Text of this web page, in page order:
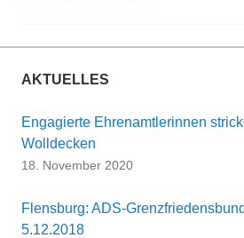
AKTUELLES
Engagierte Ehrenamtlerinnen
Wolldecken
18. November 2020
Flensburg: ADS-
5.12.2018